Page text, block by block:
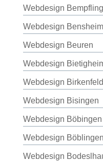
Webdesign
Webdesign Bensheim
Webdesign Beuren
Webdesign
Webdesign Birkenfeld
Webdesign Bisingen
Webdesign
Webdesign Böblingen
Webdesign